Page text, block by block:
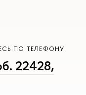
ПО ТЕЛЕФОНУ
22428,